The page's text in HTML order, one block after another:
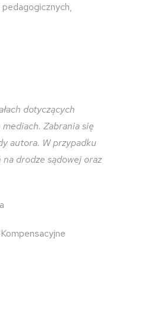
dotyczących
Zabrania się
autora. W przypadku
drodze sądowej oraz